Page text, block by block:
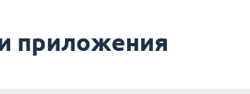
приложения